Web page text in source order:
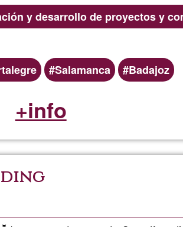
y desarrollo de proyectos y
Salamanca Badajoz
+info